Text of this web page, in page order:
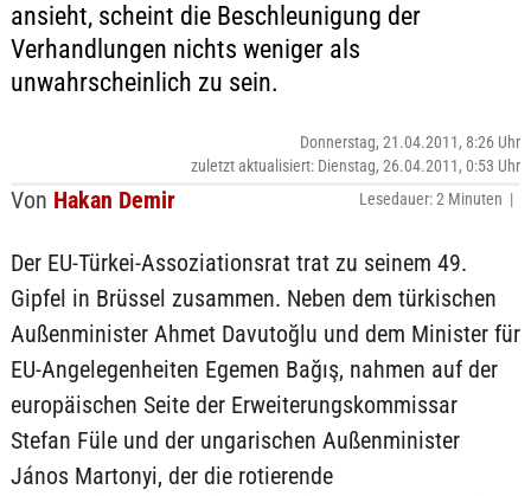
ansieht, scheint die Beschleunigung der
Verhandlungen nichts weniger als
unwahrscheinlich zu sein.
Von Hakan Demir
Donnerstag, 21.04.2011, 8:26 Uhr
zuletzt aktualisiert: Dienstag, 26.04.2011, 0:53 Uhr
Lesedauer: 2 Minuten |
Der EU-Türkei-Assoziationsrat trat zu seinem 49.
Gipfel in Brüssel zusammen. Neben dem türkischen
Außenminister Ahmet Davutoğlu und dem Minister für
EU-Angelegenheiten Egemen Bağış, nahmen auf der
europäischen Seite der Erweiterungskommissar
Stefan Füle und der ungarischen Außenminister
János Martonyi, der die rotierende